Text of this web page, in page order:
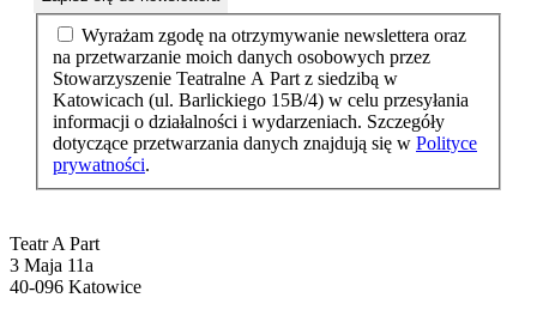
Wyrażam zgodę na otrzymywanie newslettera oraz
na przetwarzanie moich danych osobowych przez
Stowarzyszenie Teatralne A Part z siedzibą w
Katowicach (ul. Barlickiego 15B/4) w celu przesyłania
informacji o działalności i wydarzeniach. Szczegóły
dotyczące przetwarzania danych znajdują się w Polityce
prywatności.
Teatr A Part
3 Maja 11a
40-096 Katowice